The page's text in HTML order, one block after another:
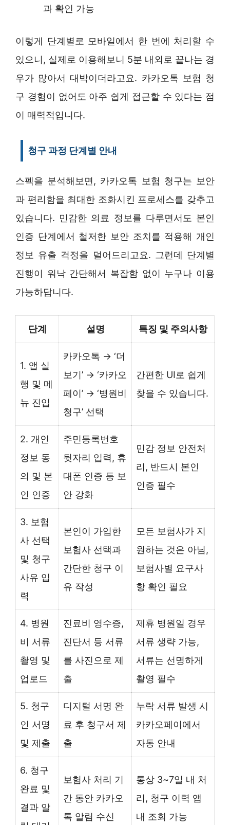
과 확인 가능
이렇게 단계별로 모바일에서 한 번에 처리할 수
있으니, 실제로 이용해보니 5분 내외로 끝나는 경
우가 많아서 대박이더라고요. 카카오톡 보험 청
구 경험이 없어도 아주 쉽게 접근할 수 있다는 점
이 매력적입니다.
청구 과정 단계별 안내
스펙을 분석해보면, 카카오톡 보험 청구는 보안
과 편리함을 최대한 조화시킨 프로세스를 갖추고
있습니다. 민감한 의료 정보를 다루면서도 본인
인증 단계에서 철저한 보안 조치를 적용해 개인
정보 유출 걱정을 덜어드리고요. 그런데 단계별
진행이 워낙 간단해서 복잡함 없이 누구나 이용
가능하답니다.
단계 설명 특징 및 주의사항
1. 앱 실
행 및 메
뉴 진입
카카오톡 → ‘더
보기’ → ‘카카오
페이’ → ‘병원비
청구’ 선택
간편한 UI로 쉽게
찾을 수 있습니다.
2. 개인
정보 동
의 및 본
인 인증
주민등록번호
뒷자리 입력, 휴
대폰 인증 등 보
안 강화
민감 정보 안전처
리, 반드시 본인
인증 필수
3. 보험
사 선택
및 청구
사유 입
력
본인이 가입한
보험사 선택과
간단한 청구 이
유 작성
모든 보험사가 지
원하는 것은 아님,
보험사별 요구사
항 확인 필요
4. 병원
비 서류
촬영 및
업로드
진료비 영수증,
진단서 등 서류
를 사진으로 제
출
제휴 병원일 경우
서류 생략 가능,
서류는 선명하게
촬영 필수
5. 청구
인 서명
및 제출
디지털 서명 완
료 후 청구서 제
출
누락 서류 발생 시
카카오페이에서
자동 안내
6. 청구
완료 및
결과 알
보험사 처리 기
간 동안 카카오
톡 알림 수신
통상 3~7일 내 처
리, 청구 이력 앱
내 조회 가능